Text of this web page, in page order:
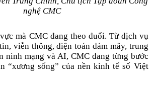
nghệ CMC
mà CMC đang theo đuổi. Từ dịch vụ
viễn thông, điện toán đám mây, trung
ninh mạng và AI, CMC đang từng bước
“xương sống” của nền kinh tế số Việt